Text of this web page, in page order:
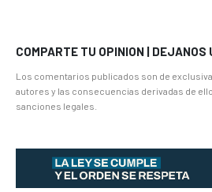
COMPARTE TU OPINION | DEJANOS
Los comentarios publicados son de
autores y las consecuencias derivadas de
sanciones legales.